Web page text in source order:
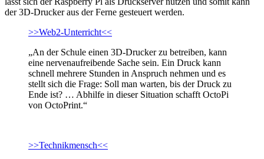
der 3D-Drucker aus der Ferne gesteuert werden.
>>Web2-Unterricht<<
„An der Schule einen 3D-Drucker zu betreiben, kann
eine nervenaufreibende Sache sein. Ein Druck kann
schnell mehrere Stunden in Anspruch nehmen und es
stellt sich die Frage: Soll man warten, bis der Druck zu
Ende ist? … Abhilfe in dieser Situation schafft OctoPi
von OctoPrint.“
>>Technikmensch<<